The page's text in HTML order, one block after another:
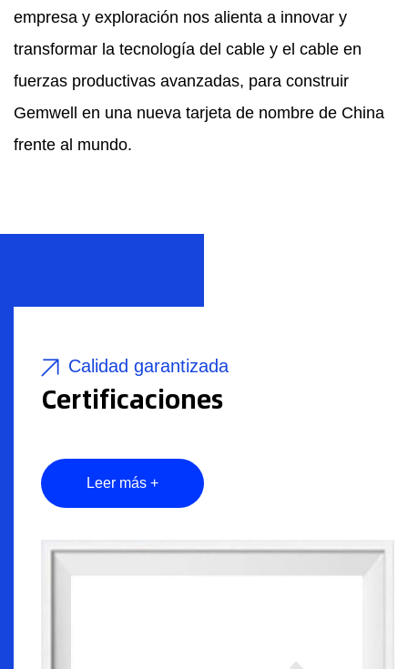
empresa y exploración nos alienta a innovar y
transformar la tecnología del cable y el cable en
fuerzas productivas avanzadas, para construir
Gemwell en una nueva tarjeta de nombre de China
frente al mundo.
Calidad garantizada
Certificaciones
Leer más +